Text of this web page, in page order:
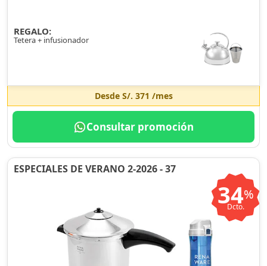
REGALO:
Tetera + infusionador
Desde S/. 371 /mes
Consultar promoción
ESPECIALES DE VERANO 2-2026 - 37
34%
Dcto.